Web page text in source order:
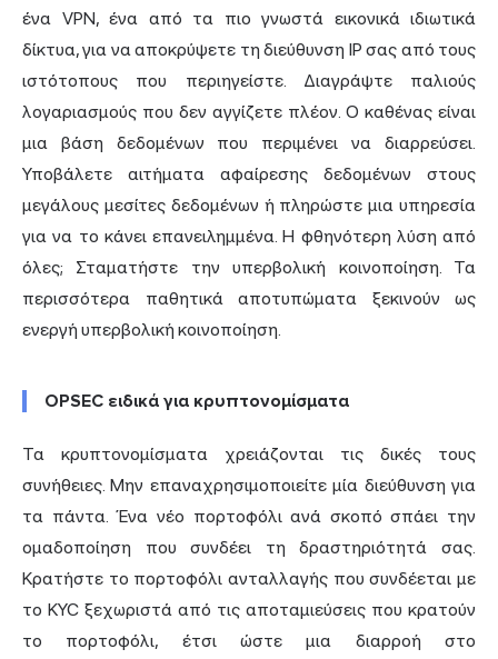
ένα VPN, ένα από τα πιο γνωστά εικονικά ιδιωτικά
δίκτυα, για να αποκρύψετε τη διεύθυνση IP σας από τους
ιστότοπους που περιηγείστε. Διαγράψτε παλιούς
λογαριασμούς που δεν αγγίζετε πλέον. Ο καθένας είναι
μια βάση δεδομένων που περιμένει να διαρρεύσει.
Υποβάλετε αιτήματα αφαίρεσης δεδομένων στους
μεγάλους μεσίτες δεδομένων ή πληρώστε μια υπηρεσία
για να το κάνει επανειλημμένα. Η φθηνότερη λύση από
όλες; Σταματήστε την υπερβολική κοινοποίηση. Τα
περισσότερα παθητικά αποτυπώματα ξεκινούν ως
ενεργή υπερβολική κοινοποίηση.
OPSEC ειδικά για κρυπτονομίσματα
Τα κρυπτονομίσματα χρειάζονται τις δικές τους
συνήθειες. Μην επαναχρησιμοποιείτε μία διεύθυνση για
τα πάντα. Ένα νέο πορτοφόλι ανά σκοπό σπάει την
ομαδοποίηση που συνδέει τη δραστηριότητά σας.
Κρατήστε το πορτοφόλι ανταλλαγής που συνδέεται με
το KYC ξεχωριστά από τις αποταμιεύσεις που κρατούν
το πορτοφόλι, έτσι ώστε μια διαρροή στο